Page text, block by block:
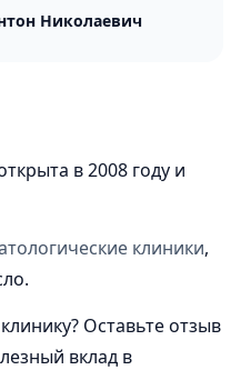
Николаевич
в 2008 году и
клиники,
Оставьте отзыв
вклад в